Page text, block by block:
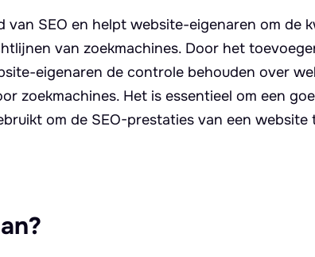
SEO en helpt website-eigenaren om de
van zoekmachines. Door het
eigenaren de controle behouden over
zoekmachines. Het is essentieel om een
om de SEO-prestaties van een website